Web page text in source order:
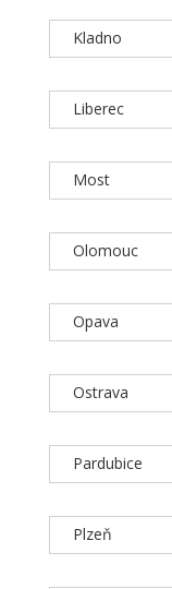
Kladno
Liberec
Most
Olomouc
Opava
Ostrava
Pardubice
Plzeň